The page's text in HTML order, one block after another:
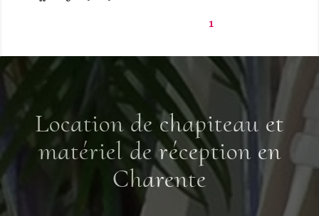
1
Location de chapiteau et
matériel de réception en
Charente